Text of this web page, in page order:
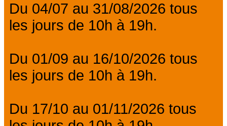
Du 04/07 au 31/08/2026 tous
les jours de 10h à 19h.
Du 01/09 au 16/10/2026 tous
les jours de 10h à 19h.
Du 17/10 au 01/11/2026 tous